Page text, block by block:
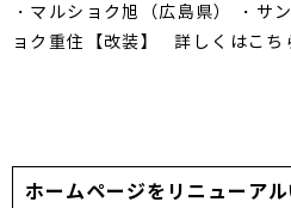
・マルショク旭（広島県） ・サ
ョク重住【改装】 詳しくはこち
ホームページをリニューアル